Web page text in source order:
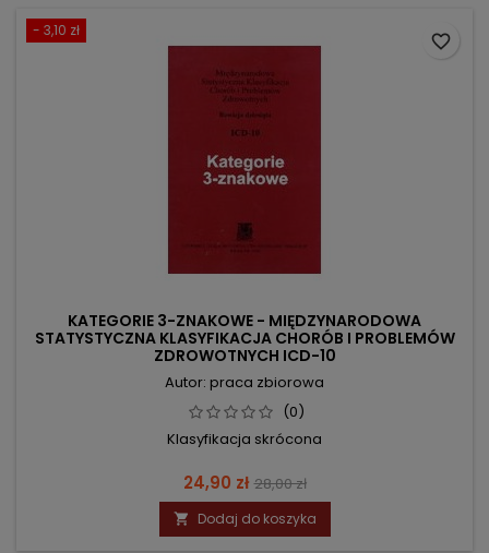
- 3,10 zł
KATEGORIE 3-ZNAKOWE - MIĘDZYNARODOWA
STATYSTYCZNA KLASYFIKACJA CHORÓB I PROBLEMÓW
ZDROWOTNYCH ICD-10
Autor: praca zbiorowa
(0)
Klasyfikacja skrócona
Cena
24,90 zł Cena
podstawowa
28,00 zł
 Dodaj do koszyka
favorite_border